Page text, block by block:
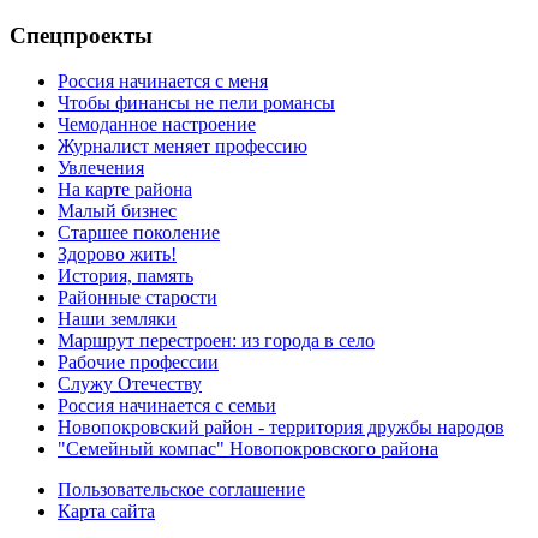
Спецпроекты
Россия начинается с меня
Чтобы финансы не пели романсы
Чемоданное настроение
Журналист меняет профессию
Увлечения
На карте района
Малый бизнес
Старшее поколение
Здорово жить!
История, память
Районные старости
Наши земляки
Маршрут перестроен: из города в село
Рабочие профессии
Служу Отечеству
Россия начинается с семьи
Новопокровский район - территория дружбы народов
"Семейный компас" Новопокровского района
Пользовательское соглашение
Карта сайта